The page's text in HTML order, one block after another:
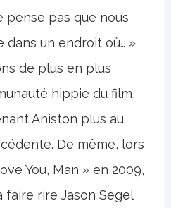
pense pas que nous
dans un endroit où… »
de plus en plus
hippie du film,
Aniston plus au
De même, lors
You, Man » en 2009,
faire rire Jason Segel